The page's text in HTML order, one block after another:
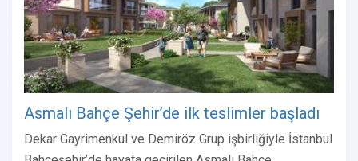
Asmalı Bahçe Şehir’de ilk teslimler başladı
Dekar Gayrimenkul ve Demiröz Grup işbirliğiyle İstanbul